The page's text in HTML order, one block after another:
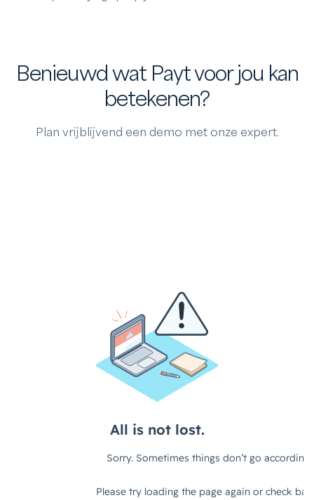
Benieuwd wat Payt voor jou kan
betekenen?
Plan vrijblijvend een demo met onze expert.